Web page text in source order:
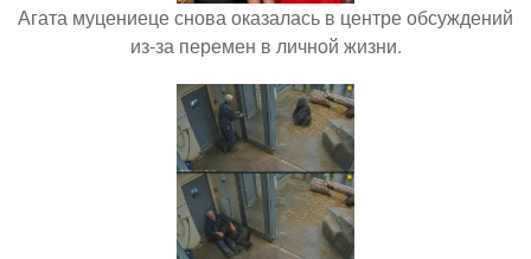
Агата муцениеце снова оказалась в центре обсуждений
из-за перемен в личной жизни.